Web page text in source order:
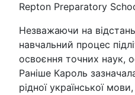
Repton Preparatory
Незважаючи на
навчальний процес
освоєння точних наук,
Раніше Кароль
рідної української